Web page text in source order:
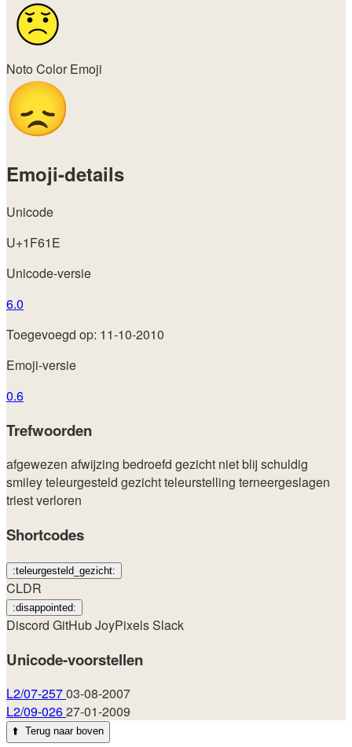
Noto Color Emoji
Emoji-details
Unicode
U+1F61E
Unicode-versie
6.0
Toegevoegd op: 11-10-2010
Emoji-versie
0.6
Trefwoorden
afgewezen afwijzing bedroefd gezicht niet blijschuldig
smileyteleurgesteld gezichtteleurstelling terneergeslagen
triestverloren
Shortcodes
:teleurgesteld_gezicht:
CLDR
:disappointed:
Discord GitHubJoyPixelsSlack
Unicode-voorstellen
L2/07-25703-08-2007
L2/09-02627-01-2009
⬆️ Terug naar boven